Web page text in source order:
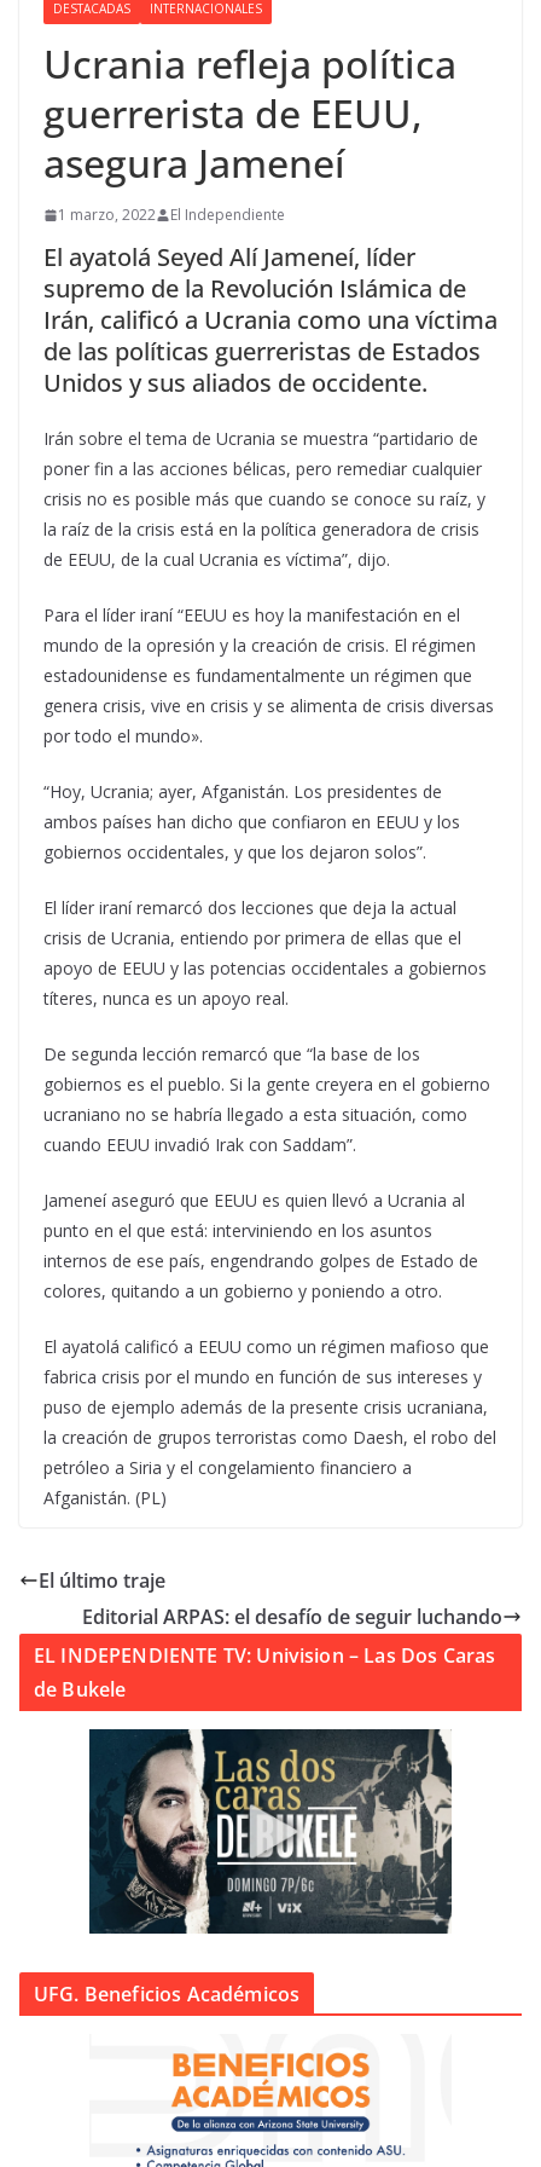
DESTACADAS INTERNACIONALES
Ucrania refleja política
guerrerista de EEUU,
asegura Jameneí
1 marzo, 2022 El Independiente
El ayatolá Seyed Alí Jameneí, líder
supremo de la Revolución Islámica de
Irán, calificó a Ucrania como una víctima
de las políticas guerreristas de Estados
Unidos y sus aliados de occidente.
Irán sobre el tema de Ucrania se muestra “partidario de
poner fin a las acciones bélicas, pero remediar cualquier
crisis no es posible más que cuando se conoce su raíz, y
la raíz de la crisis está en la política generadora de crisis
de EEUU, de la cual Ucrania es víctima”, dijo.
Para el líder iraní “EEUU es hoy la manifestación en el
mundo de la opresión y la creación de crisis. El régimen
estadounidense es fundamentalmente un régimen que
genera crisis, vive en crisis y se alimenta de crisis diversas
por todo el mundo».
“Hoy, Ucrania; ayer, Afganistán. Los presidentes de
ambos países han dicho que confiaron en EEUU y los
gobiernos occidentales, y que los dejaron solos”.
El líder iraní remarcó dos lecciones que deja la actual
crisis de Ucrania, entiendo por primera de ellas que el
apoyo de EEUU y las potencias occidentales a gobiernos
títeres, nunca es un apoyo real.
De segunda lección remarcó que “la base de los
gobiernos es el pueblo. Si la gente creyera en el gobierno
ucraniano no se habría llegado a esta situación, como
cuando EEUU invadió Irak con Saddam”.
Jameneí aseguró que EEUU es quien llevó a Ucrania al
punto en el que está: interviniendo en los asuntos
internos de ese país, engendrando golpes de Estado de
colores, quitando a un gobierno y poniendo a otro.
El ayatolá calificó a EEUU como un régimen mafioso que
fabrica crisis por el mundo en función de sus intereses y
puso de ejemplo además de la presente crisis ucraniana,
la creación de grupos terroristas como Daesh, el robo del
petróleo a Siria y el congelamiento financiero a
Afganistán. (PL)
El último traje
Editorial ARPAS: el desafío de seguir luchando
EL INDEPENDIENTE TV: Univision – Las Dos Caras
de Bukele
UFG. Beneficios Académicos